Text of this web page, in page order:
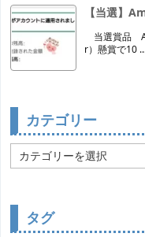
【当選】
当選賞品
r）懸賞で10
カテゴリー
カ
テ
タグ